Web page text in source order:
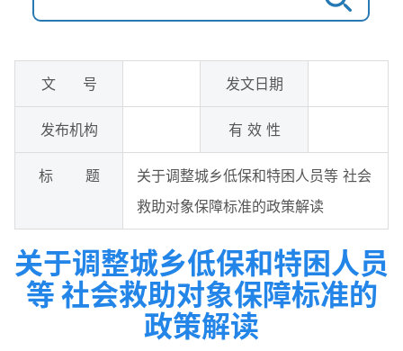
文 号 发文日期
发布机构 有 效 性
标 题
关于调整城乡低保和特困人员等 社会
救助对象保障标准的政策解读
关于调整城乡低保和特困人员
等 社会救助对象保障标准的
政策解读